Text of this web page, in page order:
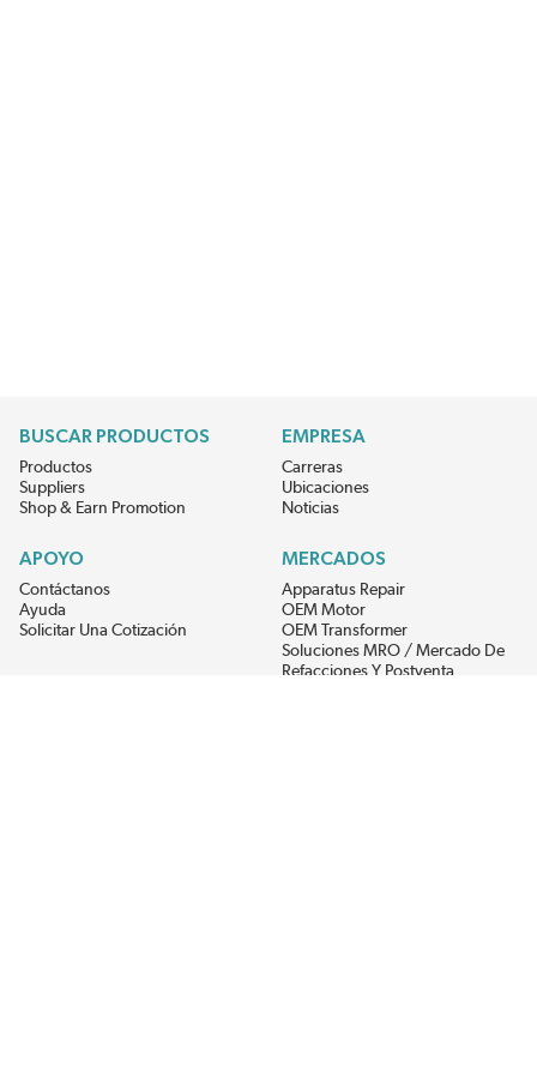
BUSCAR PRODUCTOS
Productos
Suppliers
Shop & Earn Promotion
EMPRESA
Carreras
Ubicaciones
Noticias
APOYO
Contáctanos
Ayuda
Solicitar Una Cotización
MERCADOS
Apparatus Repair
OEM Motor
OEM Transformer
Soluciones MRO / Mercado De
Refacciones Y Postventa